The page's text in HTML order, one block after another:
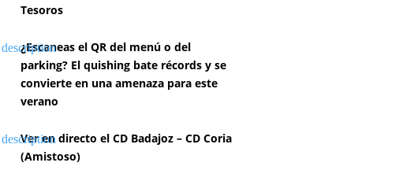
Tesoros
¿Escaneas el QR del menú o del
parking? El quishing bate récords y se
convierte en una amenaza para este
verano
Ver en directo el CD Badajoz – CD Coria
(Amistoso)